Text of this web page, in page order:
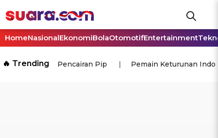
HomeNasionalEkonomiBolaOtomotifEntertainment
🔥 Trending Pencairan Pip Pemain Keturunan